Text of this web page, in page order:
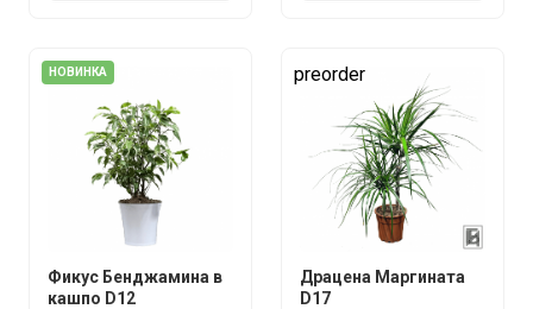
НОВИНКА
Фикус Бенджамина в
кашпо D12
preorder
Драцена Маргината
D17